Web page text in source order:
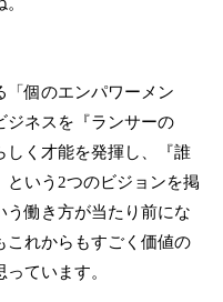
「個のエンパワーメン
ジネスを『ランサーの
しく才能を発揮し、『誰
いう2つのビジョンを掲
う働き方が当たり前にな
これからもすごく価値の
ています。